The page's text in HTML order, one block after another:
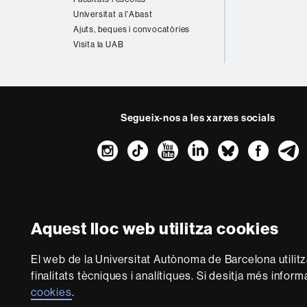
Aquest lloc web utilitza cookies
El web de la Universitat Autònoma de Barcelona
finalitats tècniques i analítiques. Si desitja més
cookies.
Universitat a l'Abast
Ajuts, beques i convocatòries
Visita la UAB
Segueix-nos a les xarxes socials
Instagram
TikTokYouTube
LinkedIn
Bluesky
web
Avís legal
Som una
multidisciplinària i
del coneixement. La